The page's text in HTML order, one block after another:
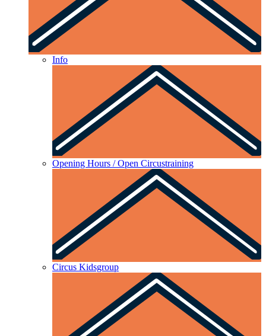
Info
Opening Hours / Open Circustraining
Circus Kidsgroup